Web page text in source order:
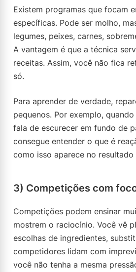
Existem programas que focam
específicas. Pode ser molho,
legumes, peixes, carnes,
A vantagem é que a técnica
receitas. Assim, você não fica
só.
Para aprender de verdade,
pequenos. Por exemplo,
fala de escurecer em fundo de
consegue entender o que é
como isso aparece no resultado
3) Competições com
Competições podem ensinar
mostrem o raciocínio. Você vê
escolhas de ingredientes,
competidores lidam com
você não tenha a mesma